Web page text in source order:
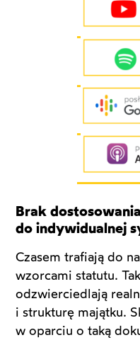
Brak
do indywidualnej
Czasem trafiają do
wzorcami statutu.
odzwierciedlają
i strukturę majątku.
w oparciu o taką